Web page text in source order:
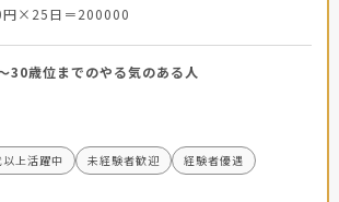
円×25日＝200000
30歳位までのやる気のある人
上活躍中 未経験者歓迎
経験者優遇